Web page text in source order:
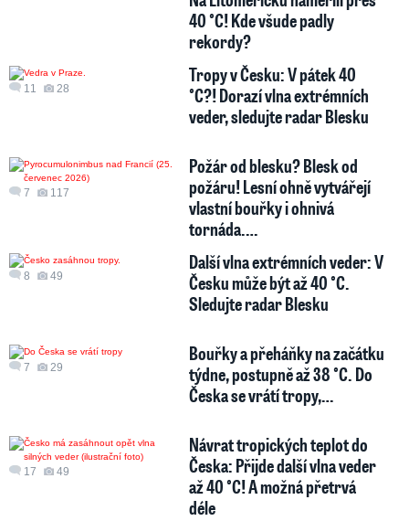
40 °C! Kde všude padly
rekordy?
11 28
Tropy v Česku: V pátek 40
°C?! Dorazí vlna extrémních
veder, sledujte radar Blesku
7 117
Požár od blesku? Blesk od
požáru! Lesní ohně vytvářejí
vlastní bouřky i ohnivá
tornáda.…
8 49
Další vlna extrémních veder: V
Česku může být až 40 °C.
Sledujte radar Blesku
7 29
Bouřky a přeháňky na začátku
týdne, postupně až 38 °C. Do
Česka se vrátí tropy,…
17 49
Návrat tropických teplot do
Česka: Přijde další vlna veder
až 40 °C! A možná přetrvá
déle